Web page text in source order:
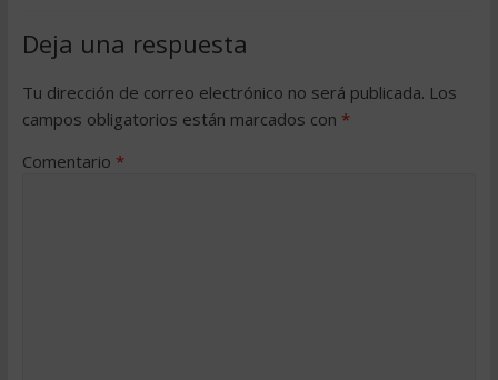
Deja una respuesta
Tu dirección de correo electrónico no será publicada. Los
campos obligatorios están marcados con *
Comentario *